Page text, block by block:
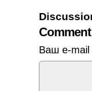
Ваш e-mail